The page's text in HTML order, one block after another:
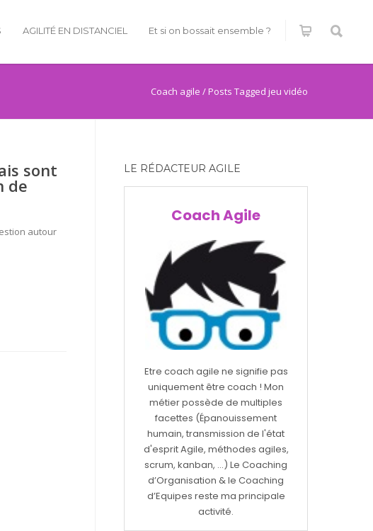
AGILITÉ EN DISTANCIEL Et si on bossait ensemble ?
Coach agile /Posts Tagged jeu vidéo
sont
de
autour
LE RÉDACTEUR AGILE
Coach Agile
Etre coach agile ne signifie pas
uniquement être coach ! Mon
métier possède de multiples
facettes (Épanouissement
humain, transmission de l'état
d'esprit Agile, méthodes agiles,
scrum, kanban, ...) Le Coaching
d’Organisation & le Coaching
d’Equipes reste ma principale
activité.